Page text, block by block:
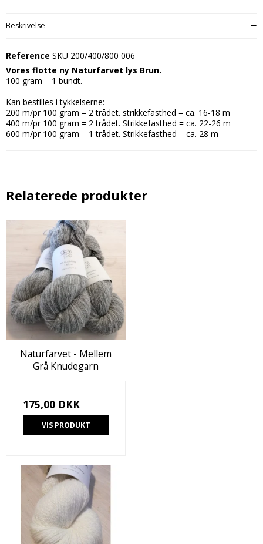
Beskrivelse
Reference SKU 200/400/800 006
Vores flotte ny Naturfarvet lys Brun.
100 gram = 1 bundt.
Kan bestilles i tykkelserne:
200 m/pr 100 gram = 2 trådet. strikkefasthed = ca. 16-18 m
400 m/pr 100 gram = 2 trådet. Strikkefasthed = ca. 22-26 m
600 m/pr 100 gram = 1 trådet. Strikkefasthed = ca. 28 m
Relaterede produkter
Naturfarvet - Mellem
Grå Knudegarn
175,00 DKK
VIS PRODUKT